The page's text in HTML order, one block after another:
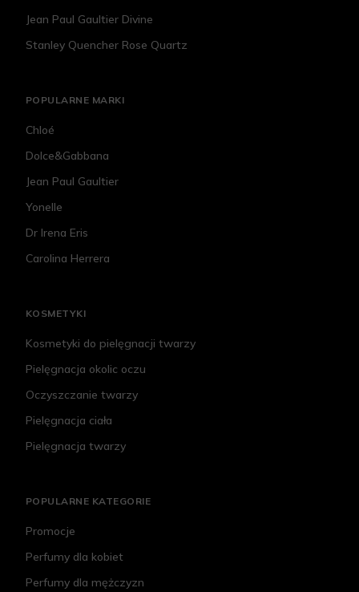
Jean Paul Gaultier Divine
Stanley Quencher Rose Quartz
POPULARNE MARKI
Chloé
Dolce&Gabbana
Jean Paul Gaultier
Yonelle
Dr Irena Eris
Carolina Herrera
KOSMETYKI
Kosmetyki do pielęgnacji twarzy
Pielęgnacja okolic oczu
Oczyszczanie twarzy
Pielęgnacja ciała
Pielęgnacja twarzy
POPULARNE KATEGORIE
Promocje
Perfumy dla kobiet
Perfumy dla mężczyzn